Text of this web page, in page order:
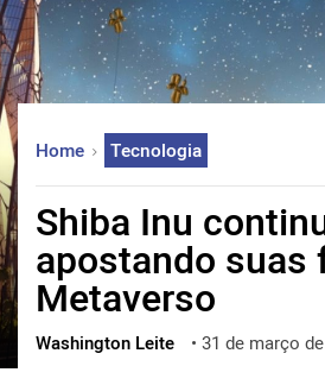
français
italiano
deutsch
中文
한국어
العربية
ไทย
ქართული
Home Tecnologia
Shiba Inu
apostando suas
Metaverso
Washington Leite • 31 de março